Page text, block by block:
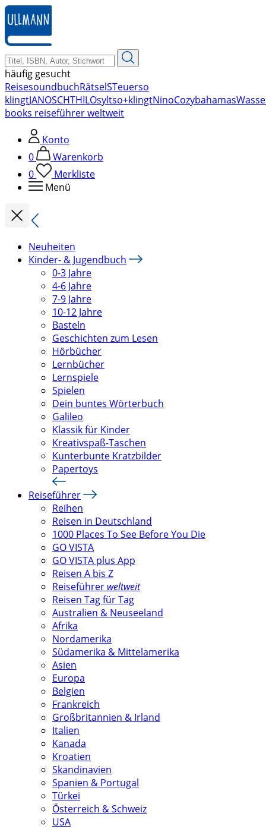
zum
Hauptinhalt
springen
häufig gesucht
ReisesoundbuchRätselSTeuerso
klingtJANOSCHTHILOsyltso+klingtNinoCozybahamas
books reiseführer weltweit
Konto
0
Warenkorb
0
Merkliste
Menü
Neuheiten
Kinder- & Jugendbuch
0-3 Jahre
4-6 Jahre
7-9 Jahre
10-12 Jahre
Basteln
Geschichten zum Lesen
Hörbücher
Lernbücher
Lernspiele
Spielen
Dein buntes Wörterbuch
Galileo
Klassik für Kinder
Kreativspaß-Taschen
Kunterbunte Kratzbilder
Papertoys
Reiseführer
Reihen
Reisen in Deutschland
1000 Places To See Before You Die
GO VISTA
GO VISTA plus App
Reisen A bis Z
Reiseführer weltweit
Reisen Tag für Tag
Australien & Neuseeland
Afrika
Nordamerika
Südamerika & Mittelamerika
Asien
Europa
Belgien
Frankreich
Großbritannien & Irland
Italien
Kanada
Kroatien
Skandinavien
Spanien & Portugal
Türkei
Österreich & Schweiz
USA